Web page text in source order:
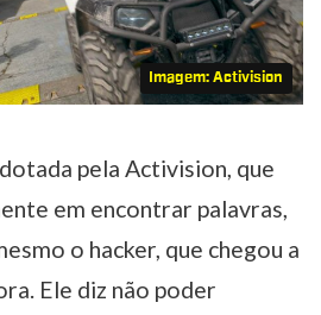
Imagem: Activision
pela Activision, que
em encontrar palavras,
o hacker, que chegou a
Ele diz não poder